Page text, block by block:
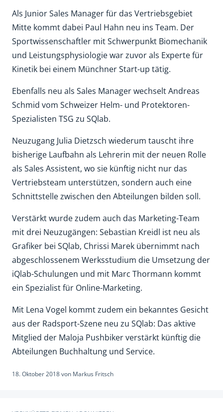
Als Junior Sales Manager für das Vertriebsgebiet
Mitte kommt dabei Paul Hahn neu ins Team. Der
Sportwissenschaftler mit Schwerpunkt Biomechanik
und Leistungsphysiologie war zuvor als Experte für
Kinetik bei einem Münchner Start-up tätig.
Ebenfalls neu als Sales Manager wechselt Andreas
Schmid vom Schweizer Helm- und Protektoren-
Spezialisten TSG zu SQlab.
Neuzugang Julia Dietzsch wiederum tauscht ihre
bisherige Laufbahn als Lehrerin mit der neuen Rolle
als Sales Assistent, wo sie künftig nicht nur das
Vertriebsteam unterstützen, sondern auch eine
Schnittstelle zwischen den Abteilungen bilden soll.
Verstärkt wurde zudem auch das Marketing-Team
mit drei Neuzugängen: Sebastian Kreidl ist neu als
Grafiker bei SQlab, Chrissi Marek übernimmt nach
abgeschlossenem Werksstudium die Umsetzung der
iQlab-Schulungen und mit Marc Thormann kommt
ein Spezialist für Online-Marketing.
Mit Lena Vogel kommt zudem ein bekanntes Gesicht
aus der Radsport-Szene neu zu SQlab: Das aktive
Mitglied der Maloja Pushbiker verstärkt künftig die
Abteilungen Buchhaltung und Service.
18. Oktober 2018von Markus Fritsch